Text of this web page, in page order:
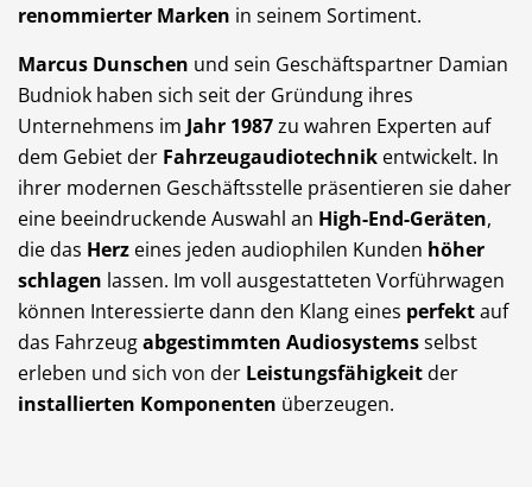
renommierter Marken in seinem Sortiment.
Marcus Dunschen und sein Geschäftspartner Damian
Budniok haben sich seit der Gründung ihres
Unternehmens im Jahr 1987zu wahren Experten auf
dem Gebiet der Fahrzeugaudiotechnik entwickelt. In
ihrer modernen Geschäftsstelle präsentieren sie daher
eine beeindruckende Auswahl an High-End-Geräten,
die das Herz eines jeden audiophilen Kunden höher
schlagen lassen. Im voll ausgestatteten Vorführwagen
können Interessierte dann den Klang eines perfektauf
das Fahrzeugabgestimmten Audiosystemsselbst
erleben und sich von der Leistungsfähigkeit der
installierten Komponenten überzeugen.